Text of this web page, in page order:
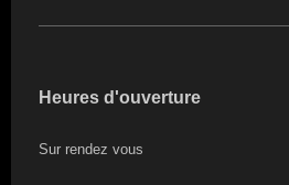
Heures d'ouverture
Sur rendez vous